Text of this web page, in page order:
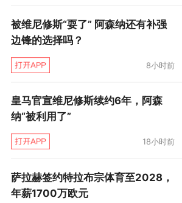
员有严格要求，比较有代表性的
制蔗糖的摄入。对此埃梅里认为
应该更健康，我与营养师和体能
喝果汁不应该加糖。这是正常的
也是这样：吃东西不加糖，少油
食更健康。”
被维尼修斯“耍了” 阿森纳还有补强
边锋的选择吗？
8小时前
皇马官宣维尼修斯续约6年，阿森
纳“被利用了”
18小时前
萨拉赫签约特拉布宗体育至2028，
年薪1700万欧元